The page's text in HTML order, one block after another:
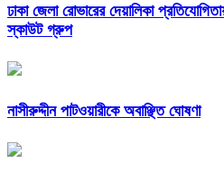
ঢাকা জেলা রোভারের দেয়ালিকা
স্কাউট গ্রুপ
নাসীরুদ্দীন পাটওয়ারীকে অবাঞ্ছিত ঘোষণা